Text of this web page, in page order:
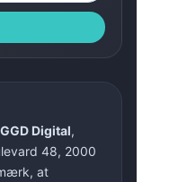
Digital,
48, 2000
at